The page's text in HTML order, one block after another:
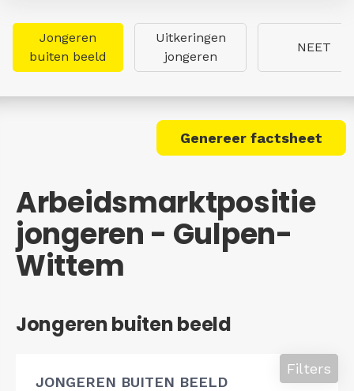
Jongeren
buiten beeld
Uitkeringen
jongeren
NEET
Genereer factsheet
Arbeidsmarktpositie
jongeren - Gulpen-
Wittem
Jongeren buiten beeld
JONGEREN BUITEN BEELD
Filters